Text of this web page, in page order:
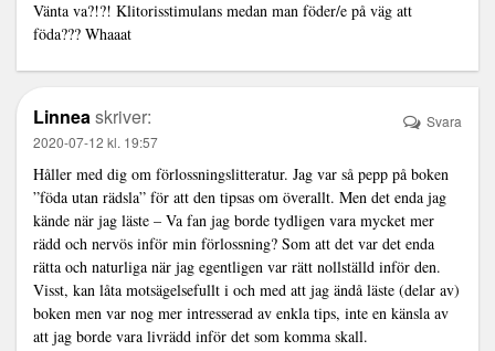
Vänta va?!?! Klitorisstimulans medan man föder/e på väg att
föda??? Whaaat
Linneaskriver:
2020-07-12 kl. 19:57
Håller med dig om förlossningslitteratur. Jag var så pepp på boken
”föda utan rädsla” för att den tipsas om överallt. Men det enda jag
kände när jag läste – Va fan jag borde tydligen vara mycket mer
rädd och nervös inför min förlossning? Som att det var det enda
rätta och naturliga när jag egentligen var rätt nollställd inför den.
Visst, kan låta motsägelsefullt i och med att jag ändå läste (delar av)
boken men var nog mer intresserad av enkla tips, inte en känsla av
att jag borde vara livrädd inför det som komma skall.
Svara